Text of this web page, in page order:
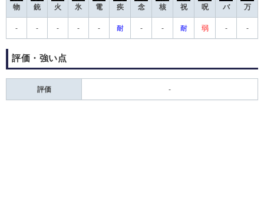
物 銃 火 氷 電 疾 念 核 祝 呪 バ 万
- - - - - 耐 - - 耐 弱 - -
評価・強い点
評価 -